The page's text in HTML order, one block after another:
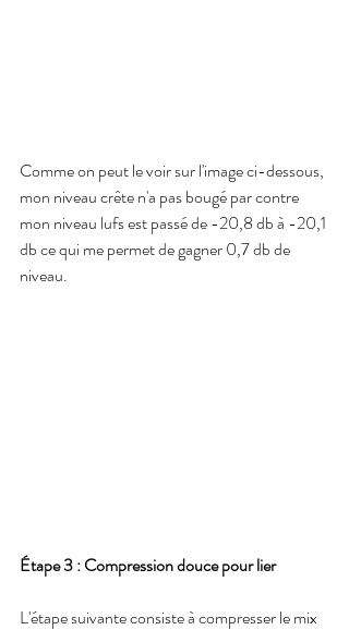
Comme on peut le voir sur l'image ci-dessous,
mon niveau crête n'a pas bougé par contre
mon niveau lufs est passé de -20,8 db à -20,1
db ce qui me permet de gagner 0,7 db de
niveau.
Étape 3 : Compression douce pour lier
L'étape suivante consiste à compresser le mix